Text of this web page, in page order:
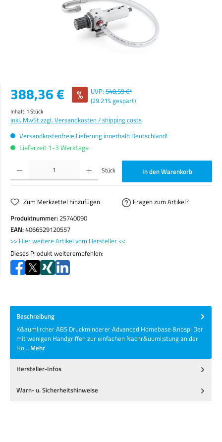
Verkaufspreis:
388,36 € % UVP: 548,59 €*
(29.21% gespart)
Inhalt:1 Stück
inkl. MwSt.zzgl. Versandkosten / shipping costs
Versandkostenfreie Lieferung innerhalb Deutschland!
Lieferzeit 1-3 Werktage
Produkt Anzahl: Gib den gewünschten Wert ein oder benutze die Schaltflächen um die Anzahl zu
Stück In den Warenkorb
Zum Merkzettel hinzufügen
Fragen zum Artikel?
Produktnummer:25740090
EAN:4066529120557
>> Hier weitere Artikel vom Hersteller <<
Dieses Produkt weiterempfehlen:
Beschreibung
K&auml;rcher ABS Druckminderer Advanced Homebase &nbsp; Der
mit wenigen Handgriffen zur einfachen Nachr&uuml;stung an der
Ho… Mehr
Hersteller-Infos
Warn- u. Sicherheitshinweise